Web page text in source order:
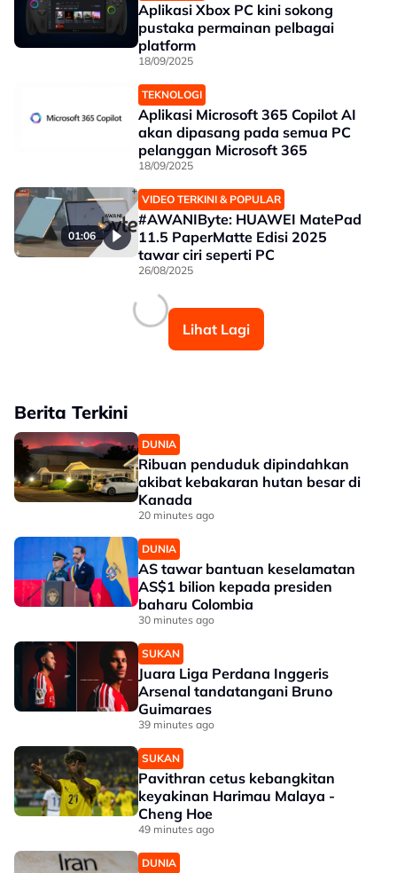
Aplikasi Xbox PC kini sokong
pustaka permainan pelbagai
platform
18/09/2025
TEKNOLOGI
Aplikasi Microsoft 365 Copilot AI
akan dipasang pada semua PC
pelanggan Microsoft 365
18/09/2025
01:06
VIDEO TERKINI & POPULAR
#AWANIByte: HUAWEI MatePad
11.5 PaperMatte Edisi 2025
tawar ciri seperti PC
26/08/2025
Lihat Lagi
Berita Terkini
DUNIA
Ribuan penduduk dipindahkan
akibat kebakaran hutan besar di
Kanada
20 minutes ago
DUNIA
AS tawar bantuan keselamatan
AS$1 bilion kepada presiden
baharu Colombia
30 minutes ago
SUKAN
Juara Liga Perdana Inggeris
Arsenal tandatangani Bruno
Guimaraes
39 minutes ago
SUKAN
Pavithran cetus kebangkitan
keyakinan Harimau Malaya -
Cheng Hoe
49 minutes ago
DUNIA